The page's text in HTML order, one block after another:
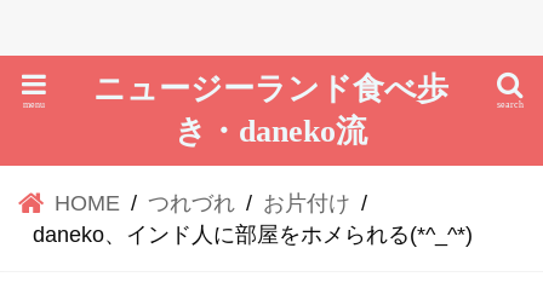
ニュージーランド食べ歩
き・daneko流
search
menu
HOME つれづれ
お片付け
daneko、インド人に部屋をホメられる(*^_^*)